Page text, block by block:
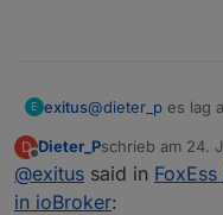
Die
xls Datei:
seriellen /
angesehen).
E exitus@dieter_p es lag
und Heim
D
Offline
Dieter_Pschrieb am 24.
zuletzt editiert
@exitus said in
in ioBroker: